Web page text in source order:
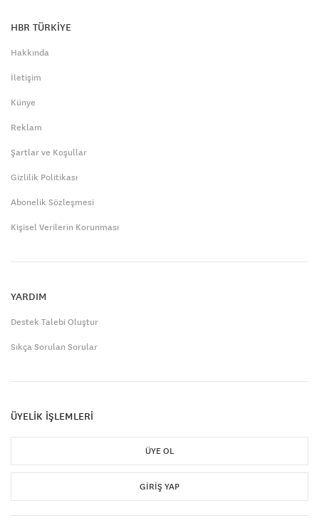
HBR TÜRKİYE
Hakkında
İletişim
Künye
Reklam
Şartlar ve Koşullar
Gizlilik Politikası
Abonelik Sözleşmesi
Kişisel Verilerin Korunması
YARDIM
Destek Talebi Oluştur
Sıkça Sorulan Sorular
ÜYELİK İŞLEMLERİ
ÜYE OL
GIRIŞ YAP